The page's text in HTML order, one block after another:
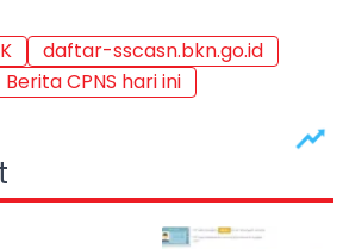
daftar-sscasn.bkn.go.id
Berita CPNS hari ini